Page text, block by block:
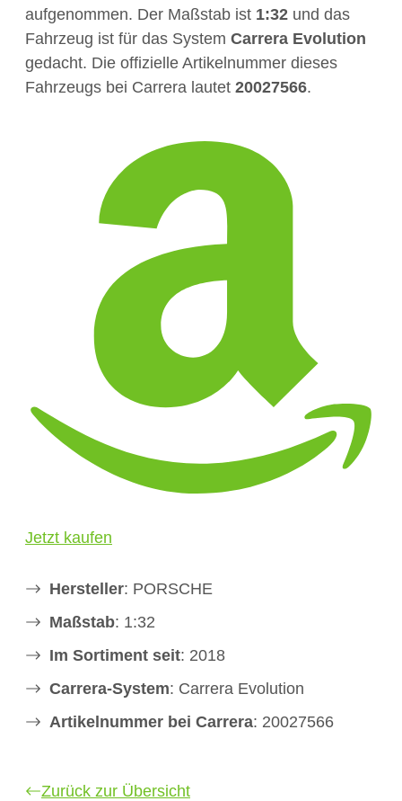
aufgenommen. Der Maßstab ist 1:32 und das
Fahrzeug ist für das System Carrera Evolution
gedacht. Die offizielle Artikelnummer dieses
Fahrzeugs bei Carrera lautet 20027566.
Jetzt kaufen
Hersteller: PORSCHE
Maßstab: 1:32
Im Sortiment seit: 2018
Carrera-System: Carrera Evolution
Artikelnummer bei Carrera: 20027566
Zurück zur Übersicht